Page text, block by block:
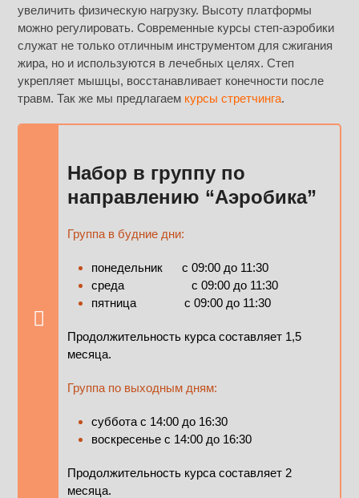
увеличить физическую нагрузку. Высоту платформы
можно регулировать. Современные курсы степ-аэробики
служат не только отличным инструментом для сжигания
жира, но и используются в лечебных целях. Степ
укрепляет мышцы, восстанавливает конечности после
травм. Так же мы предлагаем курсы стретчинга.
Набор в группу по
направлению “Аэробика”
Группа в будние дни:
понедельник с 09:00 до 11:30
среда с 09:00 до 11:30
пятница с 09:00 до 11:30
Продолжительность курса составляет 1,5
месяца.
Группа по выходным дням:
суббота с 14:00 до 16:30
воскресенье с 14:00 до 16:30
Продолжительность курса составляет 2
месяца.